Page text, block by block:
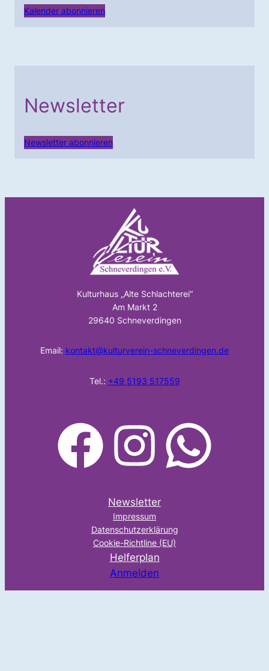
Kalender abonnieren
Newsletter
Newsletter abonnieren
Kulturhaus „Alte Schlachterei“
Am Markt 2
29640 Schneverdingen
Email: kontakt@kulturverein-schneverdingen.de
Tel.: +49 5193 517559
facebook Instagram WhatsApp
Newsletter
Impressum
Datenschutzerklärung
Cookie-Richtline (EU)
Helferplan
Anmelden